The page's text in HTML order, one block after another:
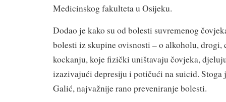
Medicinskog fakulteta u Osijeku.
Dodao je kako su od bolesti suvremenog
bolesti iz skupine ovisnosti – o alkoholu, drogi,
kockanju, koje fizički uništavaju čovjeka,
izazivajući depresiju i potičući na suicid. Stoga
Galić, najvažnije rano preveniranje bolesti.